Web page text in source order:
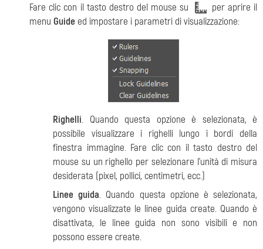
Fare clic con il tasto destro del mouse su
per aprire il
menu Guide ed impostare i parametri di visualizzazione:
Righelli. Quando questa opzione è selezionata, è
possibile visualizzare i righelli lungo i bordi della
finestra immagine. Fare clic con il tasto destro del
mouse su un righello per selezionare l'unità di misura
desiderata (pixel, pollici, centimetri, ecc.)
Linee guida. Quando questa opzione è selezionata,
vengono visualizzate le linee guida create. Quando è
disattivata, le linee guida non sono visibili e non
possono essere create.